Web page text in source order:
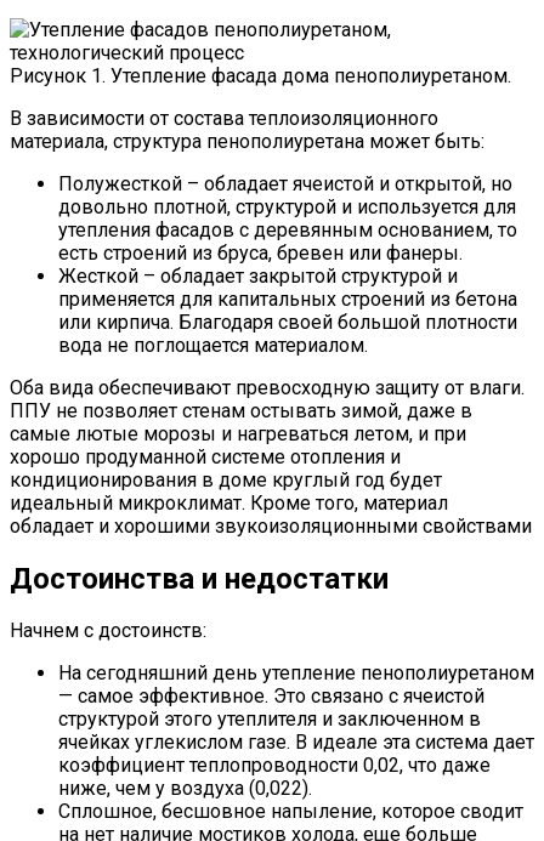
Рисунок 1. Утепление фасада дома пенополиуретаном.
В зависимости от состава теплоизоляционного
материала, структура пенополиуретана может быть:
Полужесткой – обладает ячеистой и открытой, но
довольно плотной, структурой и используется для
утепления фасадов с деревянным основанием, то
есть строений из бруса, бревен или фанеры.
Жесткой – обладает закрытой структурой и
применяется для капитальных строений из бетона
или кирпича. Благодаря своей большой плотности
вода не поглощается материалом.
Оба вида обеспечивают превосходную защиту от влаги.
ППУ не позволяет стенам остывать зимой, даже в
самые лютые морозы и нагреваться летом, и при
хорошо продуманной системе отопления и
кондиционирования в доме круглый год будет
идеальный микроклимат. Кроме того, материал
обладает и хорошими звукоизоляционными свойствами
Достоинства и недостатки
Начнем с достоинств:
На сегодняшний день утепление пенополиуретаном
— самое эффективное. Это связано с ячеистой
структурой этого утеплителя и заключенном в
ячейках углекислом газе. В идеале эта система дает
коэффициент теплопроводности 0,02, что даже
ниже, чем у воздуха (0,022).
Сплошное, бесшовное напыление, которое сводит
на нет наличие мостиков холода, еще больше